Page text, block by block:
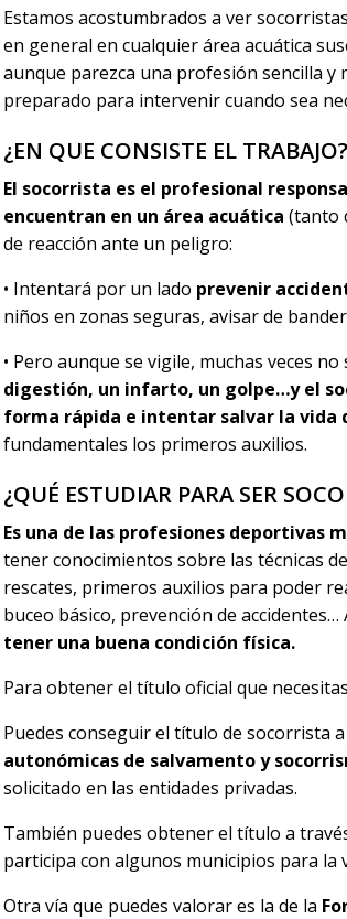
Estamos acostumbrados a ver
en general en cualquier área acuática
aunque parezca una profesión sencilla
preparado para intervenir cuando sea
¿EN QUE CONSISTE EL TRABAJO?
El socorrista es el profesional
encuentran en un área acuática (tanto
de reacción ante un peligro:
• Intentará por un lado prevenir
niños en zonas seguras, avisar de
• Pero aunque se vigile, muchas veces
digestión, un infarto, un golpe…y el
forma rápida e intentar salvar la vida
fundamentales los primeros auxilios.
¿QUÉ ESTUDIAR PARA SER
Es una de las profesiones deportivas
tener conocimientos sobre las técnicas
rescates, primeros auxilios para poder
buceo básico, prevención de accidentes…
tener una buena condición física.
Para obtener el título oficial que
Puedes conseguir el título de socorrista
autonómicas de salvamento y
solicitado en las entidades privadas.
También puedes obtener el título a
participa con algunos municipios para la
Otra vía que puedes valorar es la de la